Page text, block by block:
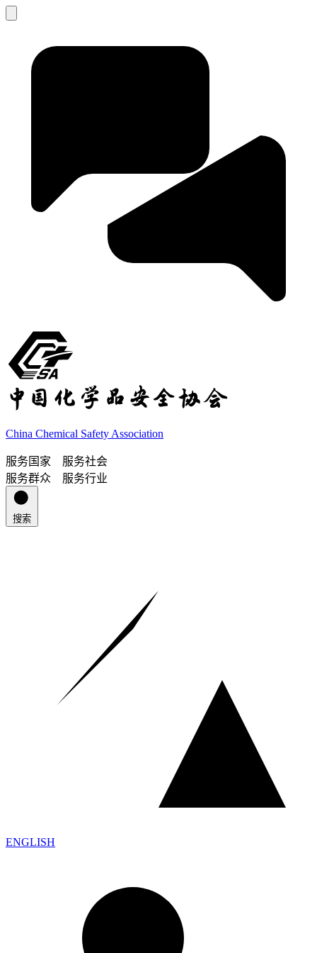
China Chemical Safety Association
服务国家 服务社会
服务群众 服务行业
搜索
ENGLISH